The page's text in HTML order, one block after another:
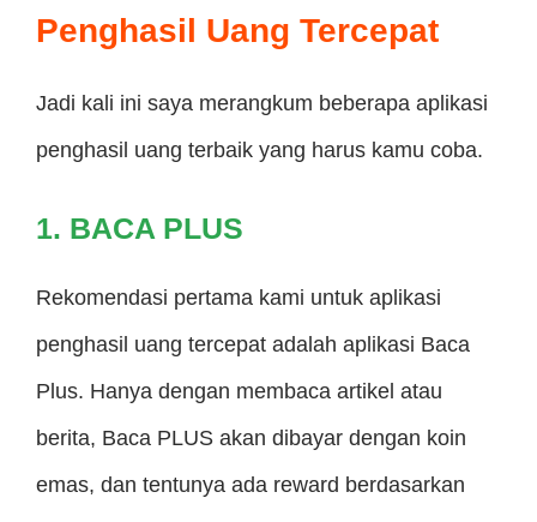
Penghasil Uang Tercepat
Jadi kali ini saya merangkum beberapa aplikasi
penghasil uang terbaik yang harus kamu coba.
1. BACA PLUS
Rekomendasi pertama kami untuk aplikasi
penghasil uang tercepat adalah aplikasi Baca
Plus. Hanya dengan membaca artikel atau
berita, Baca PLUS akan dibayar dengan koin
emas, dan tentunya ada reward berdasarkan